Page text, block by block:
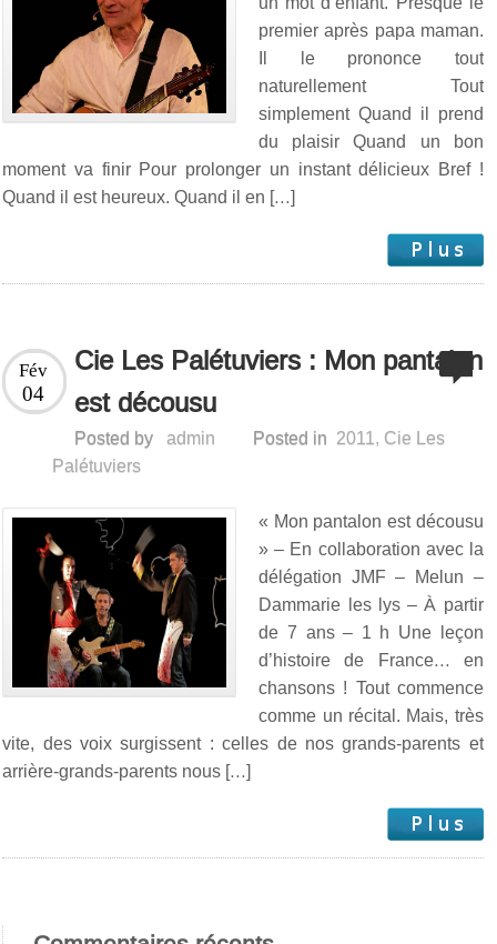
premier après papa maman.
Il le prononce tout
naturellement Tout
simplement Quand il prend
du plaisir Quand un bon
moment va finir Pour prolonger un instant délicieux Bref !
Quand il est heureux. Quand il en […]
Cie Les Palétuviers : Mon pantalon
est décousu
Fév
04
Posted by admin Posted in 2011 , Cie Les
Palétuviers
« Mon pantalon est décousu
» – En collaboration avec la
délégation JMF – Melun –
Dammarie les lys – À partir
de 7 ans – 1 h Une leçon
d’histoire de France… en
chansons ! Tout commence
comme un récital. Mais, très
vite, des voix surgissent : celles de nos grands-parents et
arrière-grands-parents nous […]